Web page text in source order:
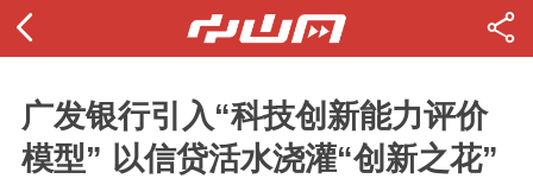
广发银行引入“科技创新能力评价
模型” 以信贷活水浇灌“创新之花”